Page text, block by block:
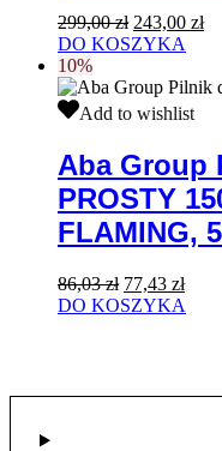
white
299,00zł Pierwotna
cena
299,00 zł.
243,00 zł
DO KOSZYKA
10%
Aba
Pilnik
do
paznokci
PROSTY
150/180
–
FLAMING,
Add to wishlist
Aba Group
PROSTY
FLAMING,
86,03zł Pierwotna
cena
77,43 zł
DO KOSZYKA